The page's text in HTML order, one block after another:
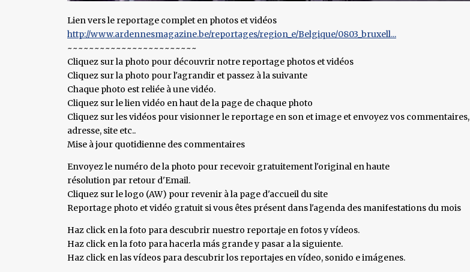
Lien vers le reportage complet en photos et vidéos
http://www.ardennesmagazine.be/reportages/region_e/Belgique/0803_bruxell...
~~~~~~~~~~~~~~~~~~~~~~~~
Cliquez sur la photo pour découvrir notre reportage photos et vidéos
Cliquez sur la photo pour l'agrandir et passez à la suivante
Chaque photo est reliée à une vidéo.
Cliquez sur le lien vidéo en haut de la page de chaque photo
Cliquez sur les vidéos pour visionner le reportage en son et image et envoyez vos commentaires,
adresse, site etc..
Mise à jour quotidienne des commentaires
Envoyez le numéro de la photo pour recevoir gratuitement l'original en haute
résolution par retour d'Email.
Cliquez sur le logo (AW) pour revenir à la page d'accueil du site
Reportage photo et vidéo gratuit si vous êtes présent dans l'agenda des manifestations du mois
Haz click en la foto para descubrir nuestro reportaje en fotos y vídeos.
Haz click en la foto para hacerla más grande y pasar a la siguiente.
Haz click en las vídeos para descubrir los reportajes en vídeo, sonido e imágenes.